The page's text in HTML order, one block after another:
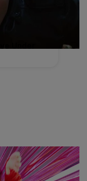
Under